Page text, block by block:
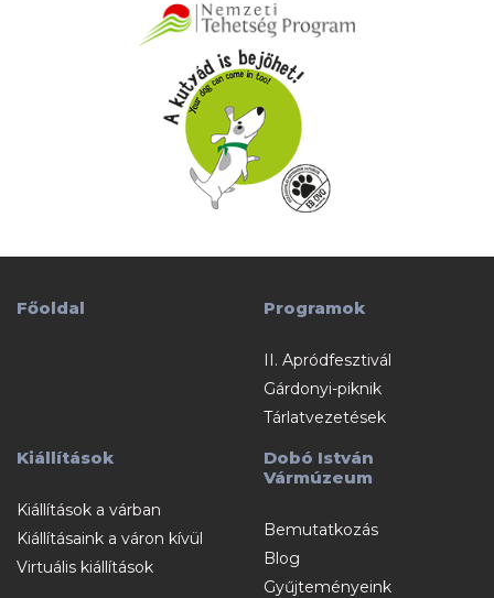
Főoldal Programok
II. Apródfesztivál
Gárdonyi-piknik
Tárlatvezetések
Kiállítások
Kiállítások a várban
Kiállításaink a váron kívül
Virtuális kiállítások
Dobó István
Vármúzeum
Bemutatkozás
Blog
Gyűjteményeink